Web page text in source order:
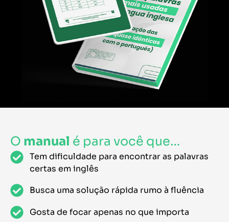
O manual é para você que…
Tem dificuldade para encontrar as palavras
certas em inglês
Busca uma solução rápida rumo à fluência
Gosta de focar apenas no que importa